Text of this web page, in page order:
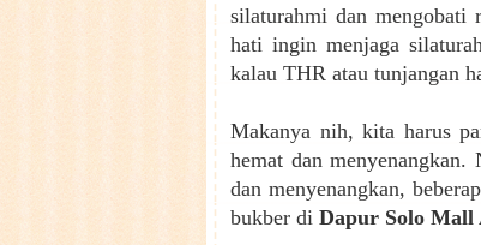
silaturahmi dan mengobati
hati ingin menjaga
kalau THR atau tunjangan
Makanya nih, kita harus
hemat dan menyenangkan.
dan menyenangkan,
bukber di Dapur Solo Mall